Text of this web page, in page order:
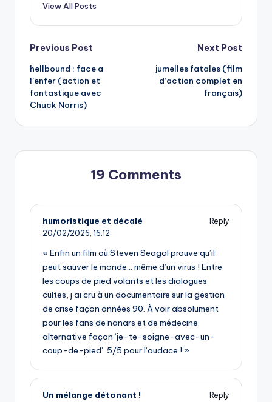
View All Posts
Post
navigation
Previous Post
hellbound : face a
l’enfer (action et
fantastique avec
Chuck Norris)
Next Post
jumelles fatales (film
d’action complet en
français)
19 Comments
humoristique et décalé
Reply
20/02/2026, 16:12
« Enfin un film où Steven Seagal prouve qu’il
peut sauver le monde… même d’un virus ! Entre
les coups de pied volants et les dialogues
cultes, j’ai cru à un documentaire sur la gestion
de crise façon années 90. À voir absolument
pour les fans de nanars et de médecine
alternative façon ‘je-te-soigne-avec-un-
coup-de-pied’. 5/5 pour l’audace ! »
Un mélange détonant !
Reply